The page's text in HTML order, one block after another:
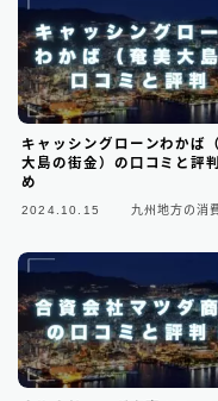
個人間融資は要注意
後払い決済サービス
おまとめローン 6
キャッシングローンわかば
大島の街金）の口コミと評
め
2024.10.15 九州地方の消